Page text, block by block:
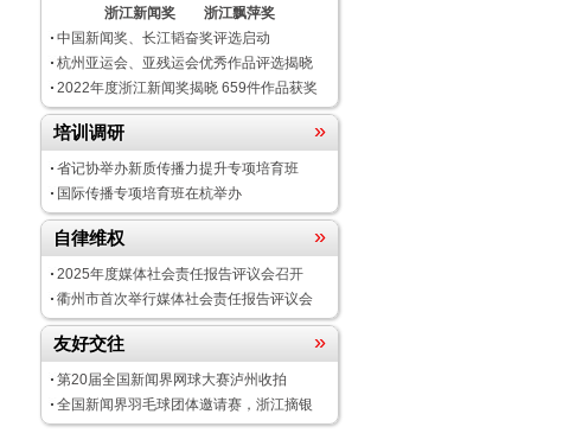
浙江新闻奖
浙江飘萍奖
中国新闻奖、长江韬奋奖评选启动
杭州亚运会、亚残运会优秀作品评选揭晓
2022年度浙江新闻奖揭晓 659件作品获奖
培训调研 »
省记协举办新质传播力提升专项培育班
国际传播专项培育班在杭举办
自律维权 »
2025年度媒体社会责任报告评议会召开
衢州市首次举行媒体社会责任报告评议会
友好交往 »
第20届全国新闻界网球大赛泸州收拍
全国新闻界羽毛球团体邀请赛，浙江摘银